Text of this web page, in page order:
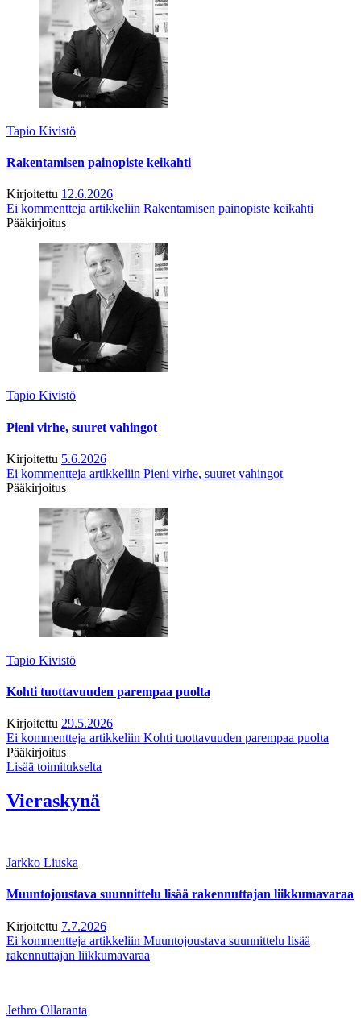
Tapio Kivistö
Rakentamisen painopiste keikahti
Kirjoitettu 12.6.2026
Ei kommentteja artikkeliin Rakentamisen painopiste keikahti
Pääkirjoitus
Tapio Kivistö
Pieni virhe, suuret vahingot
Kirjoitettu 5.6.2026
Ei kommentteja artikkeliin Pieni virhe, suuret vahingot
Pääkirjoitus
Tapio Kivistö
Kohti tuottavuuden parempaa puolta
Kirjoitettu 29.5.2026
Ei kommentteja artikkeliin Kohti tuottavuuden parempaa puolta
Pääkirjoitus
Lisää toimitukselta
Vieraskynä
Jarkko Liuska
Muuntojoustava suunnittelu lisää rakennuttajan liikkumavaraa
Kirjoitettu 7.7.2026
Ei kommentteja artikkeliin Muuntojoustava suunnittelu lisää
rakennuttajan liikkumavaraa
Jethro Ollaranta